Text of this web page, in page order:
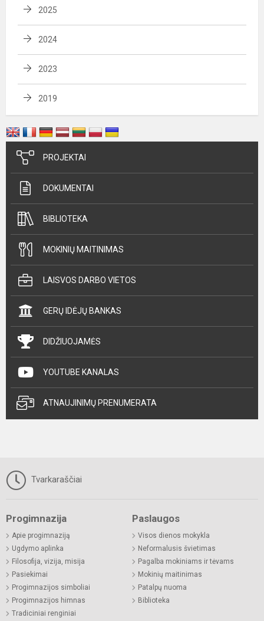
2025
2024
2023
2019
PROJEKTAI
DOKUMENTAI
BIBLIOTEKA
MOKINIŲ MAITINIMAS
LAISVOS DARBO VIETOS
GERŲ IDĖJŲ BANKAS
DIDŽIUOJAMĖS
YOUTUBE KANALAS
ATNAUJINIMŲ PRENUMERATA
Tvarkaraščiai
Progimnazija
Apie progimnaziją
Ugdymo aplinka
Filosofija, vizija, misija
Pasiekimai
Progimnazijos simboliai
Progimnazijos himnas
Tradiciniai renginiai
Paslaugos
Visos dienos mokykla
Neformalusis švietimas
Pagalba mokiniams ir tėvams
Mokinių maitinimas
Patalpų nuoma
Biblioteka